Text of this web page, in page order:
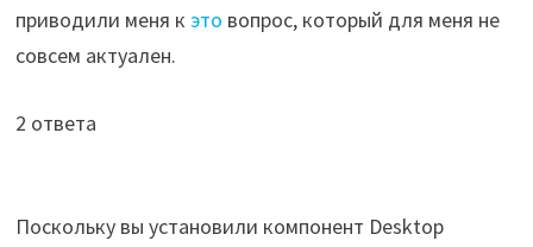
приводили меня к это вопрос, который для меня не
совсем актуален.
2 ответа
Поскольку вы установили компонент Desktop